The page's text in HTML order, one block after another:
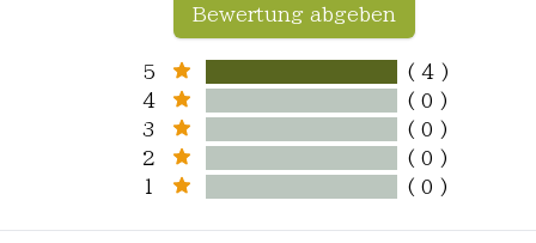
Bewertung abgeben
5
( 4 )
4
( 0 )
3
( 0 )
2
( 0 )
1
( 0 )